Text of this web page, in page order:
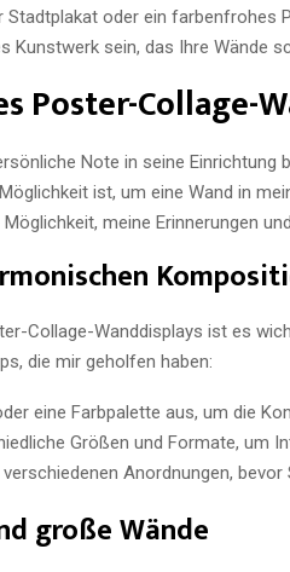
oder ein farbenfrohes
Kunstwerk sein, das Ihre Wände
Poster-Collage-
Note in seine Einrichtung
ist, um eine Wand in
meine Erinnerungen
Collage-Wanddisplays ist es
die mir geholfen haben:
eine Farbpalette aus, um die
Größen und Formate, um
Anordnungen,
große Wände